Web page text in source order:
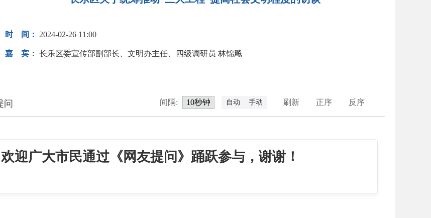
时 间： 2024-02-26 11:00
嘉 宾： 长乐区委宣传部副部长、文明办主任、四级调研员 林锦飚
问 间隔: 自动 手动 刷新 正序 反序
迎广大市民通过《网友提问》踊跃参与，谢谢！